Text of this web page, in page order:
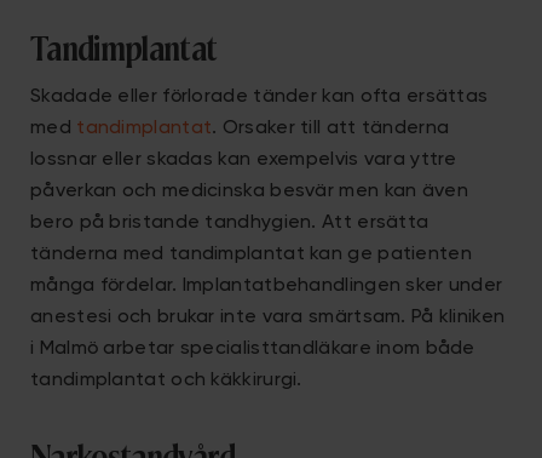
Tandimplantat
Skadade eller förlorade tänder kan ofta ersättas
med tandimplantat. Orsaker till att tänderna
lossnar eller skadas kan exempelvis vara yttre
påverkan och medicinska besvär men kan även
bero på bristande tandhygien. Att ersätta
tänderna med tandimplantat kan ge patienten
många fördelar. Implantatbehandlingen sker under
anestesi och brukar inte vara smärtsam. På kliniken
i Malmö arbetar specialisttandläkare inom både
tandimplantat och käkkirurgi.